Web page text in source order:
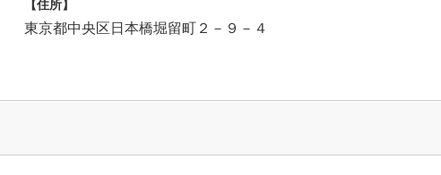
【住所】
東京都中央区日本橋堀留町２－９－４